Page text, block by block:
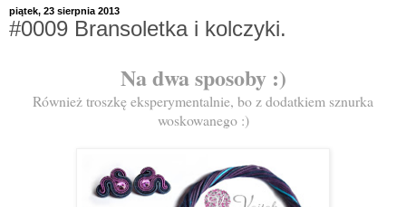
piątek, 23 sierpnia 2013
#0009 Bransoletka i kolczyki.
Na dwa sposoby :)
Również troszkę eksperymentalnie, bo z dodatkiem sznurka
woskowanego :)